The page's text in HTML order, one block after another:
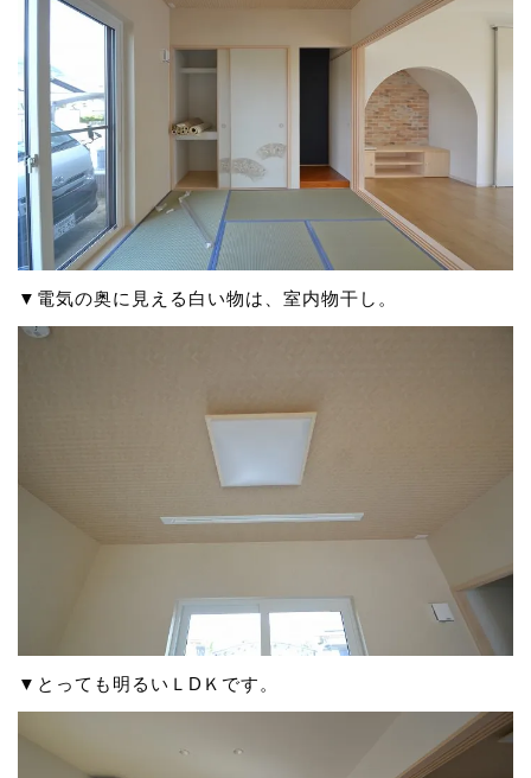
▼電気の奥に見える白い物は、室内物干し。
▼とっても明るいＬDＫです。